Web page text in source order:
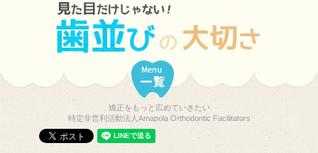
矯正をもっと広めていきたい
特定非営利活動法人Amapola Orthodontic Facilitators